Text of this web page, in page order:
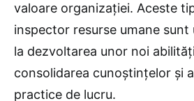
valoare organizației. Aceste
inspector resurse umane
la dezvoltarea unor noi
consolidarea cunoștințelor și
practice de lucru.